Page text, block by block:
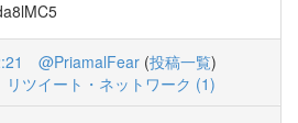
@PriamalFear (投稿一覧)
リツイート・ネットワーク (1)